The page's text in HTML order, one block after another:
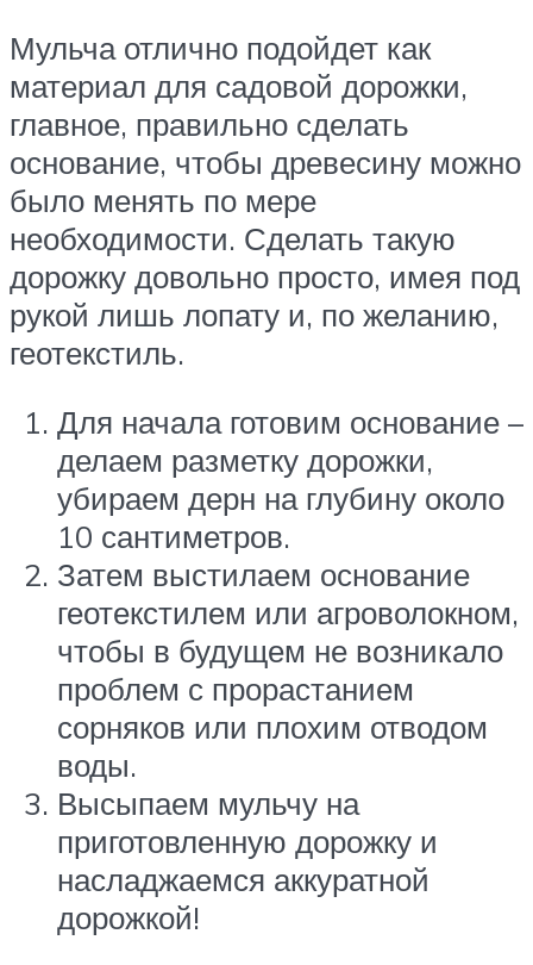
Мульча отлично подойдет как
материал для садовой дорожки,
главное, правильно сделать
основание, чтобы древесину можно
было менять по мере
необходимости. Сделать такую
дорожку довольно просто, имея под
рукой лишь лопату и, по желанию,
геотекстиль.
Для начала готовим основание –
делаем разметку дорожки,
убираем дерн на глубину около
10 сантиметров.
Затем выстилаем основание
геотекстилем или агроволокном,
чтобы в будущем не возникало
проблем с прорастанием
сорняков или плохим отводом
воды.
Высыпаем мульчу на
приготовленную дорожку и
насладжаемся аккуратной
дорожкой!